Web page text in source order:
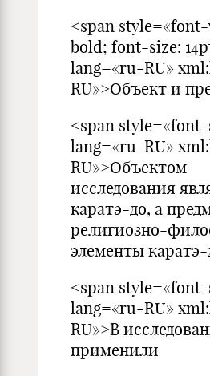
<span
bold; font-size:
lang=«ru-RU»
RU»>Объект и
<span style=«font-
lang=«ru-RU»
RU»>Объектом
исследования
каратэ-до, а
религиозно-
элементы каратэ-
<span style=«font-
lang=«ru-RU»
RU»>В
применили